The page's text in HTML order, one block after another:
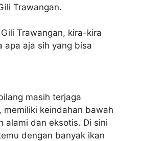
Trawangan.
Trawangan, kira-kira
apa aja sih yang bisa
masih terjaga
memiliki keindahan bawah
alami dan eksotis. Di sini
dengan banyak ikan